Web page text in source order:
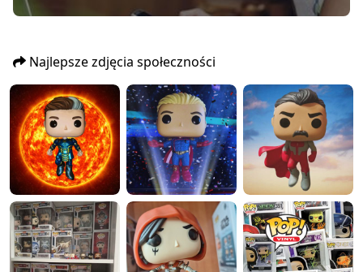
Najlepsze zdjęcia społeczności